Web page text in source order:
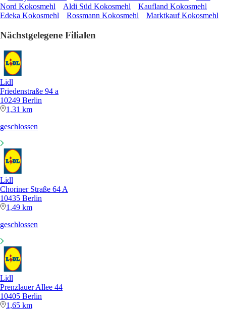
Nord Kokosmehl
Aldi Süd Kokosmehl
Kaufland Kokosmehl
Edeka Kokosmehl
Rossmann Kokosmehl Marktkauf Kokosmehl
Nächstgelegene Filialen
Lidl
Friedenstraße 94 a
10249 Berlin
1,31 km
geschlossen
Lidl
Choriner Straße 64 A
10435 Berlin
1,49 km
geschlossen
Lidl
Prenzlauer Allee 44
10405 Berlin
1,65 km